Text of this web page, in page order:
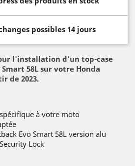
possibles 14 jours
l'installation d'un top-case
58L sur votre Honda
de 2023.
à votre moto
Evo Smart 58L version alu
Lock